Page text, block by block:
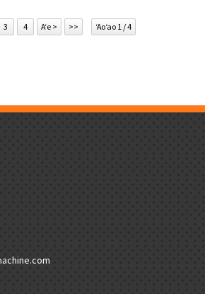
3 4 Aʻe > >> ʻAoʻao 1 / 4